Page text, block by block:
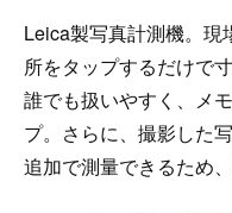
Leica製写真計測機。現
所をタップするだけで
誰でも扱いやすく、メ
プ。さらに、撮影した
追加で測量できるため